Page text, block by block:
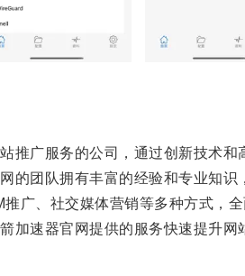
广服务的公司，通过创新技术和
团队拥有丰富的经验和专业知识
、社交媒体营销等多种方式，全
速器官网提供的服务快速提升网